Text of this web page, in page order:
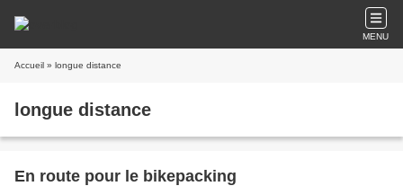
MENU
Accueil » longue distance
longue distance
En route pour le bikepacking